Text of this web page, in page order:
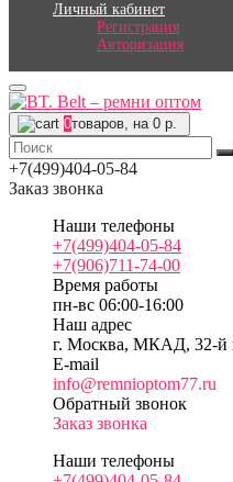
Личный кабинет
Регистрация
Авторизация
0товаров, на 0 р.
+7(499)404-05-84
Заказ звонка
Наши телефоны
+7(499)404-05-84
+7(906)711-74-00
Время работы
пн-вс 06:00-16:00
Наш адрес
г. Москва, МКАД, 32-й
E-mail
info@remnioptom77.ru
Обратный звонок
Заказ звонка
Наши телефоны